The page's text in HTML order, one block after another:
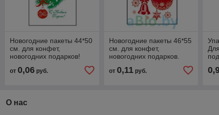
Новогодние пакеты 44*50
см. для конфет,
новогодних подарков!
от 0,06 руб.
Новогодние пакеты 46*55
см. для конфет,
новогодних подарков.
Праздничная упаковка!!!
от 0,11руб.
О нас